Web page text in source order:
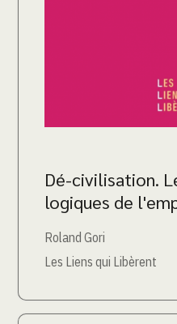
Dé-civilisation.
logiques de
Roland Gori
Les Liens qui Libèrent